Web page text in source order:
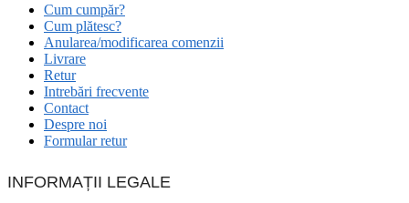
Cum cumpăr?
Cum plătesc?
Anularea/modificarea comenzii
Livrare
Retur
Intrebări frecvente
Contact
Despre noi
Formular retur
INFORMAȚII LEGALE